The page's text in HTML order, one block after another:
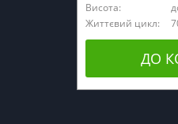
Висота:
Життєвий цикл:
ДО